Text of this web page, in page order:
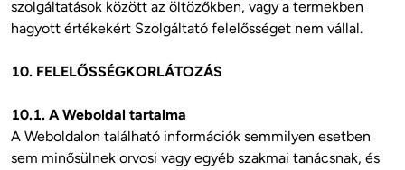
szolgáltatások között az öltözőkben, vagy a termekben
hagyott értékekért Szolgáltató felelősséget nem vállal.
10. FELELŐSSÉGKORLÁTOZÁS
10.1. A Weboldal tartalma
A Weboldalon található információk semmilyen esetben
sem minősülnek orvosi vagy egyéb szakmai tanácsnak, és